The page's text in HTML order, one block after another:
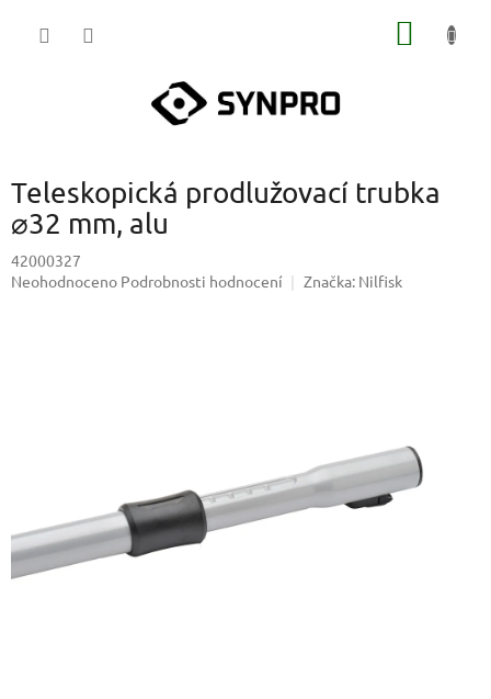
Teleskopická prodlužovací trubka
⌀32 mm, alu
42000327
Průměrné
Neohodnoceno Podrobnosti hodnocení Značka: Nilfisk